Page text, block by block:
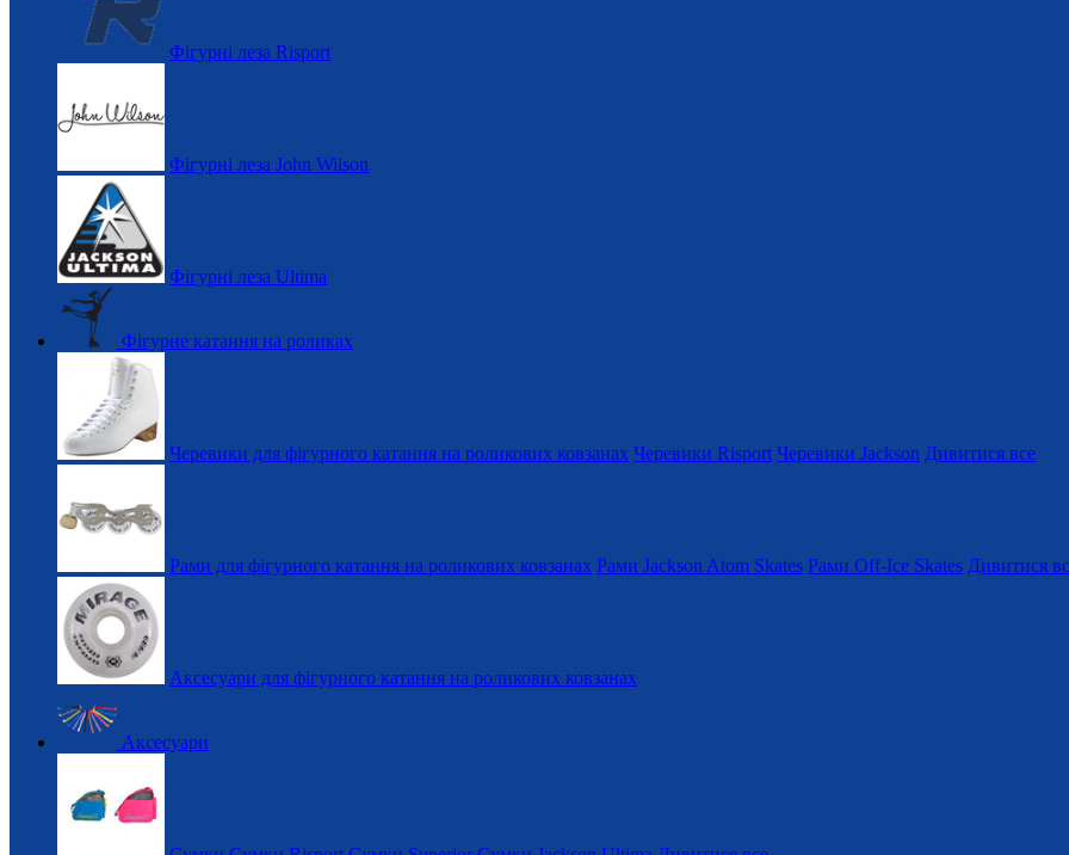
Фігурні леза Risport
Фігурні леза John Wilson
Фігурні леза Ultima
Фігурне катання на роликах
Черевики для фігурного катання на роликових ковзанах Черевики Risport Черевики Jackson Дивитися все
Рами для фігурного катання на роликових ковзанах Рами Jackson Atom Skates Рами Off-Ice Skates Дивитися
Аксесуари для фігурного катання на роликових ковзанах
Аксесуари